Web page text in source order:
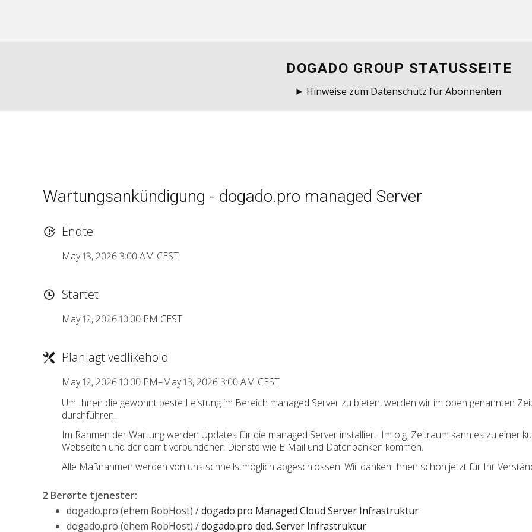
DOGADO GROUP STATUSSEITE
Hinweise zum Datenschutz für Abonnenten
Wartungsankündigung - dogado.pro managed Server
Endte
May 13, 2026 3:00 AM CEST
Startet
May 12, 2026 10:00 PM CEST
Planlagt vedlikehold
May 12, 2026 10:00 PM–May 13, 2026 3:00 AM CEST
Um Ihnen die gewohnt beste Leistung im Bereich managed Server zu bieten, werden wir im oben genannten
durchführen.
Im Rahmen der Wartung werden Updates für die managed Server installiert. Im o.g. Zeitraum kann es zu einer
Webseiten und der damit verbundenen Dienste wie E-Mail und Datenbanken kommen.
Alle Maßnahmen werden von uns schnellstmöglich abgeschlossen. Wir danken Ihnen schon jetzt für Ihr
2 Berørte tjenester:
dogado.pro (ehem RobHost) /dogado.pro Managed Cloud Server Infrastruktur
dogado.pro (ehem RobHost) /dogado.pro ded. Server Infrastruktur